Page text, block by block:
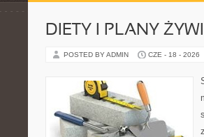
DIETY I PLANY
POSTED BY ADMIN CZE - 18 - 2026